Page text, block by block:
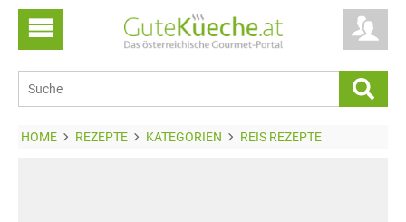
HOME REZEPTE KATEGORIEN REIS REZEPTE